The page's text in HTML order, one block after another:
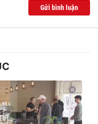
Gửi bình luận